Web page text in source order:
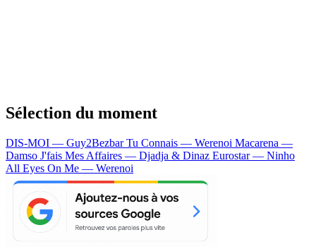
Sélection du moment
DIS-MOI — Guy2BezbarTu Connais — Werenoi Macarena —
Damso J'fais Mes Affaires — Djadja & Dinaz Eurostar — Ninho
All Eyes On Me — Werenoi